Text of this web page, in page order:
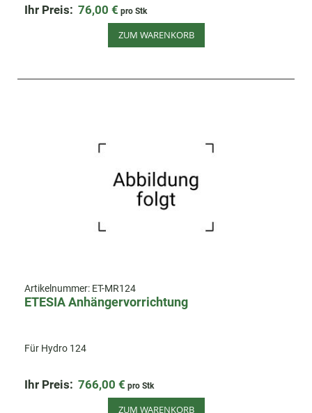
Ihr Preis: 76,00 € pro Stk
ZUM WARENKORB
Artikelnummer: ET-MR124
ETESIA Anhängervorrichtung
Für Hydro 124
Ihr Preis: 766,00 € pro Stk
ZUM WARENKORB